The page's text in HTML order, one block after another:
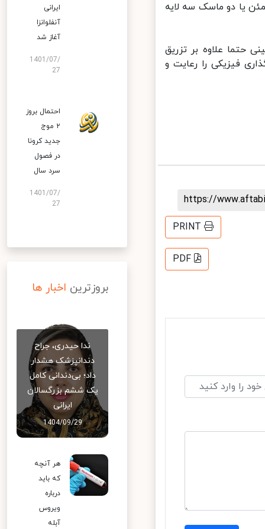
یا دو ماسک سه لایه
حتما علاوه بر تزریق
فیزیکی را رعایت و
https://
PRINT
PDF
ایرانی
آنفلوانزا
آغاز شد
1401/07/
27
احتمال بروز
۲ موج
جدید کرونا
در فصول
سرد سال
1401/07/
27
بروزترین اخبار ها
ندا حیدری، جراح
دندانپزشک هشدار
داد؛ بی‌دندانی کامل
یک ششم بزرگسالان
ایرانی
1404/09/29
هر آنچه
که باید
درباره
ویروس
آبله